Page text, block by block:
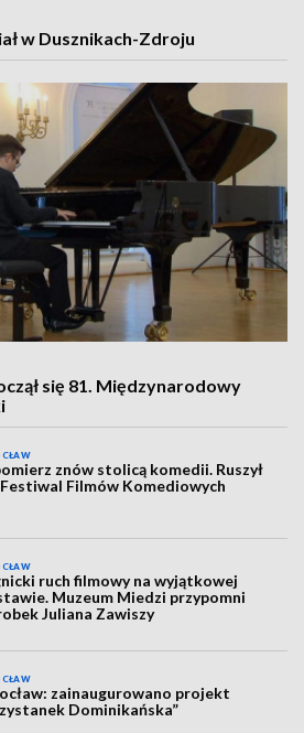
w Dusznikach-Zdroju
się 81. Międzynarodowy
znów stolicą komedii. Ruszył
Festiwal Filmów Komediowych
ruch filmowy na wyjątkowej
Muzeum Miedzi przypomni
Juliana Zawiszy
zainaugurowano projekt
Dominikańska”